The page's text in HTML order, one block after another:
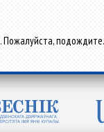
Пожалуйста, подождите.